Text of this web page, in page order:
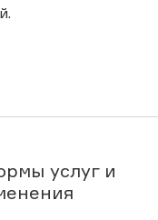
услуг и